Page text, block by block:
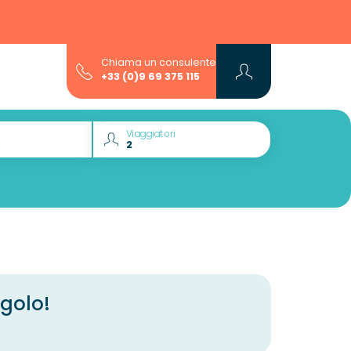
Chiama un consulente
+33 (0)9 69 375 115
Viaggiatori